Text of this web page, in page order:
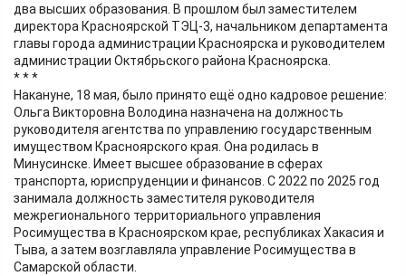
два высших образования. В прошлом был заместителем
директора Красноярской ТЭЦ-3, начальником департамента
главы города администрации Красноярска и руководителем
администрации Октябрьского района Красноярска.
* * *
Накануне, 18 мая, было принято ещё одно кадровое решение:
Ольга Викторовна Володина назначена на должность
руководителя агентства по управлению государственным
имуществом Красноярского края. Она родилась в
Минусинске. Имеет высшее образование в сферах
транспорта, юриспруденции и финансов. С 2022 по 2025 год
занимала должность заместителя руководителя
межрегионального территориального управления
Росимущества в Красноярском крае, республиках Хакасия и
Тыва, а затем возглавляла управление Росимущества в
Самарской области.